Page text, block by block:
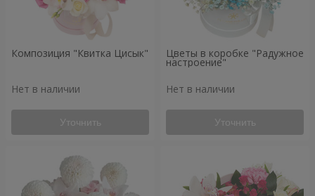
Композиция "Квитка Цисык"
Нет в наличии
Уточнить
Цветы в коробке "Радужное
настроение"
Нет в наличии
Уточнить